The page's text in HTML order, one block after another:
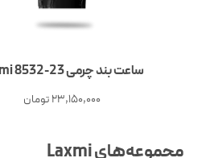
ساعت بند چرمی Laxmi 8532-23
23,150,000تومان
مجموعه‌های Laxmi